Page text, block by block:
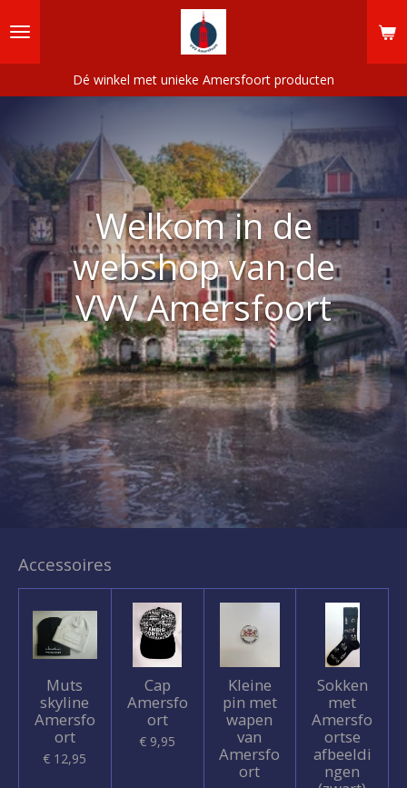
direct
hoofdinhoud
Dé winkel met unieke Amersfoort producten
Welkom in de
webshop van de
VVV Amersfoort
Accessoires
Muts
skyline
Amersfo
ort
€ 12,95
Cap
Amersfo
ort
€ 9,95
Kleine
pin met
wapen
van
Amersfo
ort
Sokken
met
Amersfo
ortse
afbeeldi
ngen